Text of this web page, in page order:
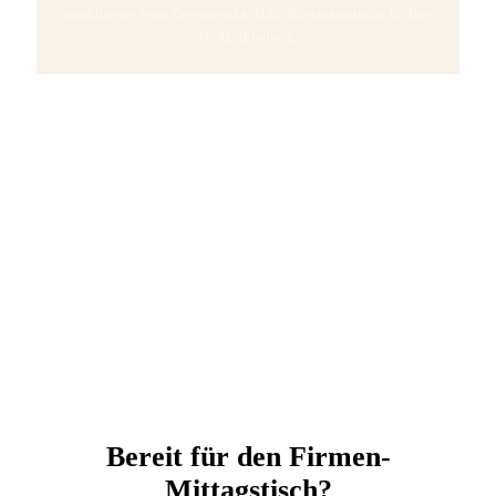
Bereit für den Firmen-